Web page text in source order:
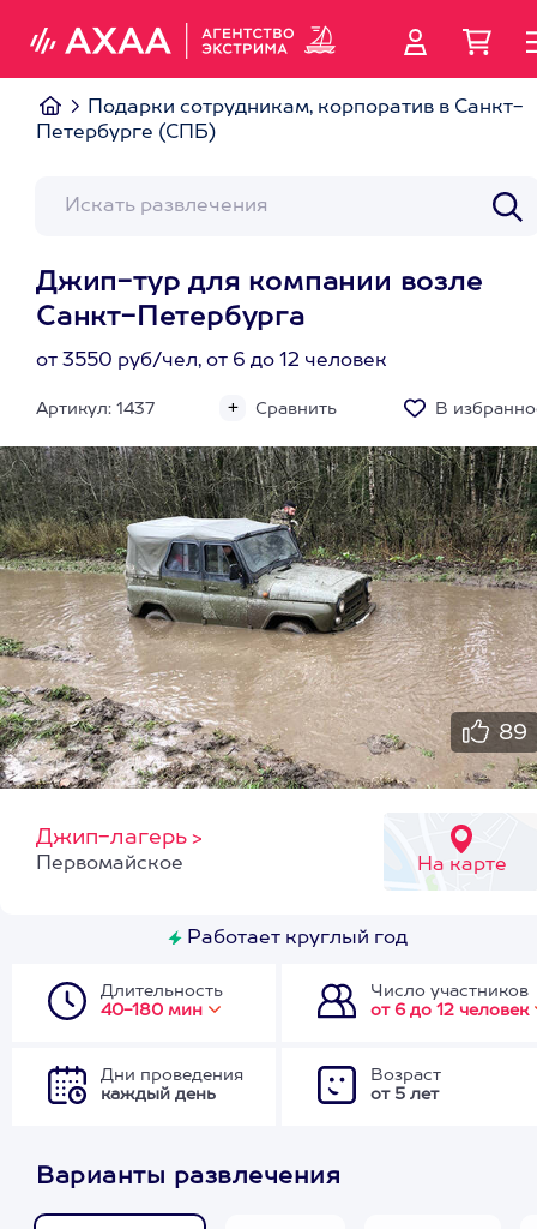
Подарки сотрудникам, корпоратив в Санкт-
Петербурге (СПБ)
Джип-тур для компании возле
Санкт-Петербурга
от 3550 руб/чел, от 6 до 12 человек
Артикул: 1437 Сравнить В
89
Джип-лагерь >
На карте
Первомайское
Работает круглый год
Длительность
40-180 мин
Число участников
от 6 до 12 человек
Дни проведения
каждый день
Возраст
от 5 лет
Варианты развлечения